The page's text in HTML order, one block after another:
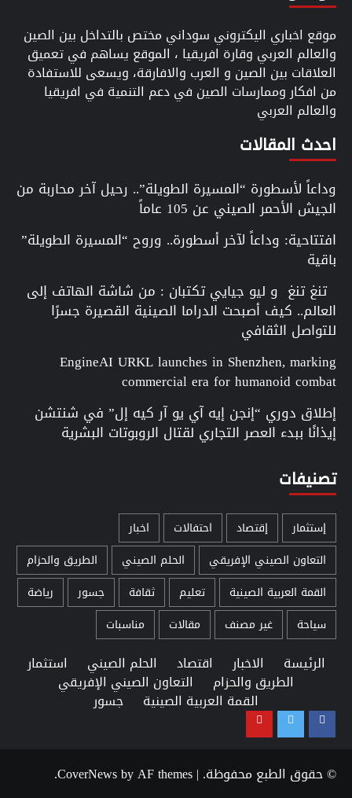
موقع اخباري اليكتروني سوداني مختص بالتداخل بين الصين
والعالم العربي وقارة افريقيا ، الموقع يساهم في تعميق
العلاقات بين الصين و العرب والافارقة، ويسعى للاستفادة
من افكار وممارسات الصين في دعم التنمية في افريقيا
والعالم العربي
احدث المقالات
وداعاً لأسطورة “المسيرة الطويلة”.. رحيل آخر محاربة من
الجيش الأحمر الصيني عن 105 عاماً
افتتاحية: وداعاً لآخر أسطورة.. وروح “المسيرة الطويلة”
باقية
تنغ تنغ و ليو جيايي تكتبان : من شاشة الهاتف إلى
العالم.. كيف أصبحت الدراما الصينية القصيرة جسرًا
للتواصل الثقافي
EngineAI URKL launches in Shenzhen, marking
commercial era for humanoid combat
إطلاق دوري “إنجن إيه آي يو آر كيه إل” في شنتشن
إيذانًا ببدء العصر التجاري لقتال الروبوتات البشرية
تصنيفات
إستثمار إقتصاد احتفالات
اخبار
التعاون الصيني الإفريقي
الحلم الصيني
الطريق والحزام
القمة العربية الصينية
تعليم ثقافة جسور
رياضة
سياحة
غير مصنف مقالات مناسبات
الرئيسة الاخبار اقتصاد الحلم الصيني استثمار
الطريق والحزام التعاون الصيني الإفريقي
القمة العربية الصينية جسور
Facebook
Twitter
Youtube
© حقوق الطبع محفوظة. |
CoverNewsby AF themes.